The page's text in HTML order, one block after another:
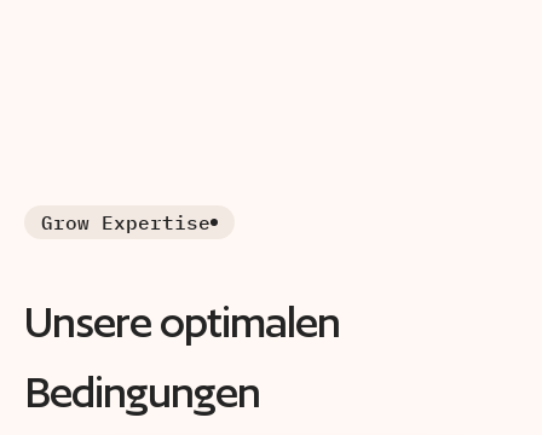
Grow Expertise
Unsere optimalen
Bedingungen